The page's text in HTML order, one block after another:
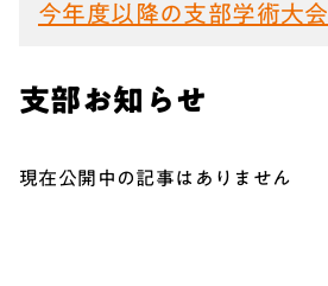
今年度以降の支部学術大会
支部お知らせ
現在公開中の記事はありません